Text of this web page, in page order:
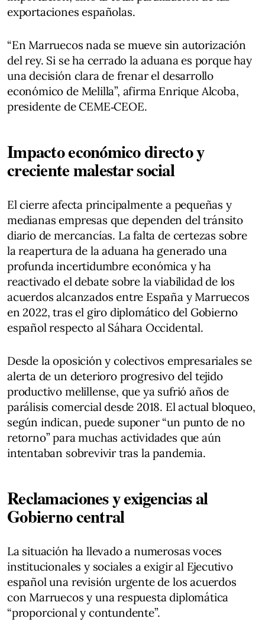
exportaciones españolas.
“En Marruecos nada se mueve sin autorización
del rey. Si se ha cerrado la aduana es porque hay
una decisión clara de frenar el desarrollo
económico de Melilla”, afirma Enrique Alcoba,
presidente de CEME‑CEOE.
Impacto económico directo y
creciente malestar social
El cierre afecta principalmente a pequeñas y
medianas empresas que dependen del tránsito
diario de mercancías. La falta de certezas sobre
la reapertura de la aduana ha generado una
profunda incertidumbre económica y ha
reactivado el debate sobre la viabilidad de los
acuerdos alcanzados entre España y Marruecos
en 2022, tras el giro diplomático del Gobierno
español respecto al Sáhara Occidental.
Desde la oposición y colectivos empresariales se
alerta de un deterioro progresivo del tejido
productivo melillense, que ya sufrió años de
parálisis comercial desde 2018. El actual bloqueo,
según indican, puede suponer “un punto de no
retorno” para muchas actividades que aún
intentaban sobrevivir tras la pandemia.
Reclamaciones y exigencias al
Gobierno central
La situación ha llevado a numerosas voces
institucionales y sociales a exigir al Ejecutivo
español una revisión urgente de los acuerdos
con Marruecos y una respuesta diplomática
“proporcional y contundente”.